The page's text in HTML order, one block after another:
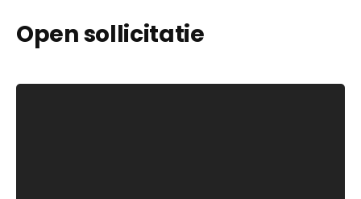
Open sollicitatie